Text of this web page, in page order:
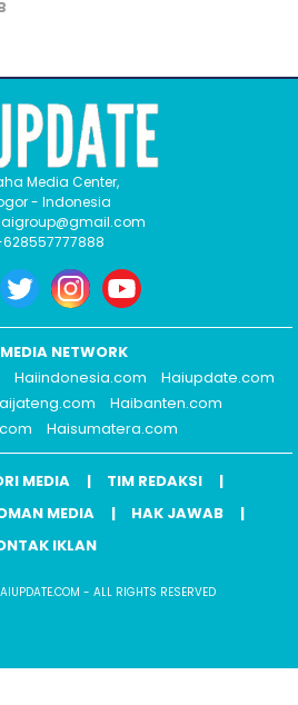
Media Center,
- Indonesia
NETWORK
Haiindonesia.com
Haiupdate.com
Haibanten.com
Haisumatera.com
MEDIA
TIM REDAKSI
MEDIA
HAK JAWAB
IKLAN
- ALL RIGHTS RESERVED